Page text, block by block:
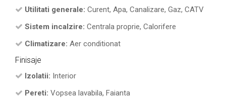
Utilitati generale: Curent, Apa, Canalizare, Gaz, CATV
Sistem incalzire: Centrala proprie, Calorifere
Climatizare: Aer conditionat
Finisaje
Izolatii: Interior
Pereti: Vopsea lavabila, Faianta